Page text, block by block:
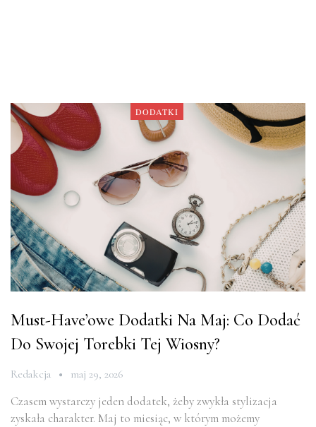
DODATKI
Must-Have’owe Dodatki Na Maj: Co Dodać
Do Swojej Torebki Tej Wiosny?
Redakcja maj 29, 2026
Czasem wystarczy jeden dodatek, żeby zwykła stylizacja
zyskała charakter. Maj to miesiąc, w którym możemy